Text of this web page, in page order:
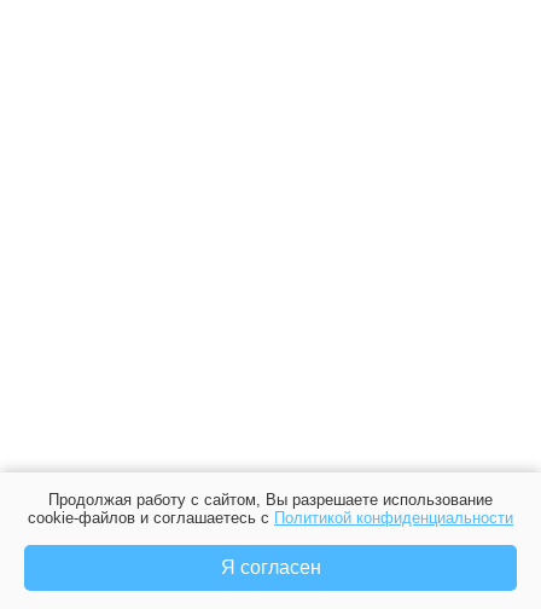
Продолжая работу с сайтом, Вы разрешаете использование
cookie-файлов и соглашаетесь с Политикой конфиденциальности
Я согласен